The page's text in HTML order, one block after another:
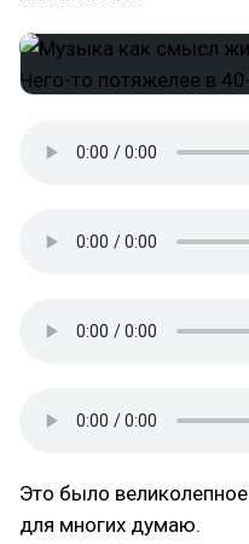
Это было
для многих думаю.